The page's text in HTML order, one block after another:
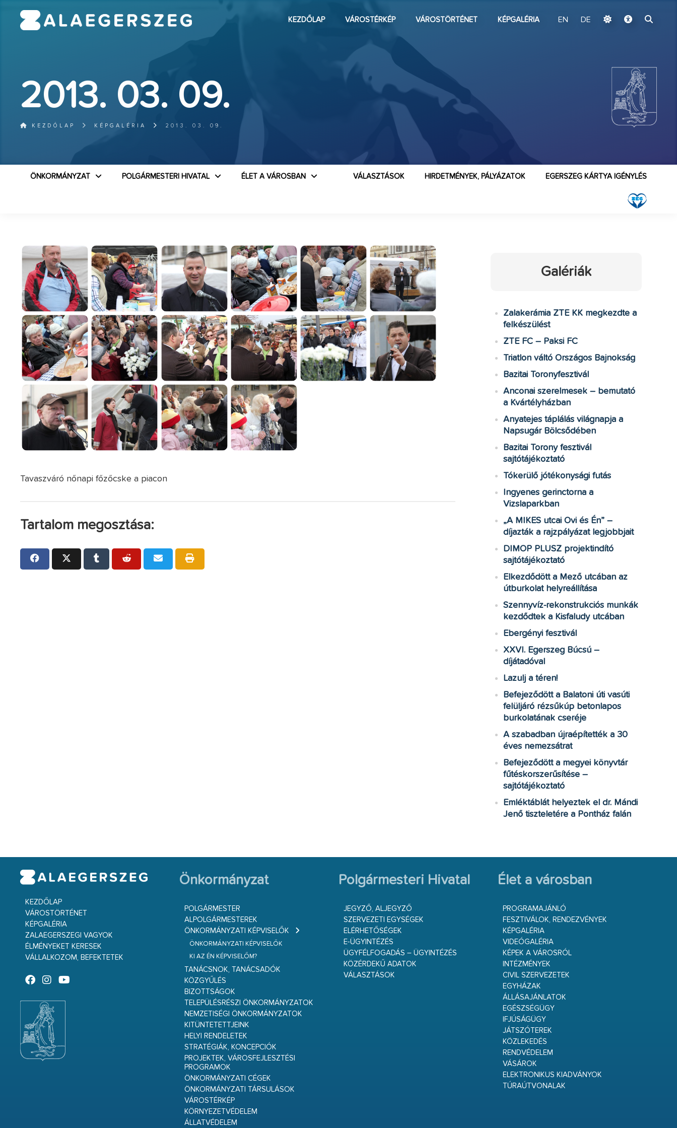
KEZDŐLAP VÁROSTÉRKÉP VÁROSTÖRTÉNET KÉPGALÉRIA EN DE
2013. 03. 09.
KEZDŐLAP KÉPGALÉRIA 2013. 03. 09.
ÖNKORMÁNYZAT POLGÁRMESTERI HIVATAL ÉLET A VÁROSBAN EGERSZEG KÁRTYA IGÉNYLÉS
HIRDETMÉNYEK, PÁLYÁZATOK
VÁLASZTÁSOK
Tavaszváró nőnapi főzőcske a piacon
Tartalom megosztása:
Galériák
Zalakerámia ZTE KK megkezdte a
felkészülést
ZTE FC – Paksi FC
Triatlon váltó Országos Bajnokság
Bazitai Toronyfesztivál
Anconai szerelmesek – bemutató
a Kvártélyházban
Anyatejes táplálás világnapja a
Napsugár Bölcsődében
Bazitai Torony fesztivál
sajtótájékoztató
Tókerülő jótékonysági futás
Ingyenes gerinctorna a
Vizslaparkban
„A MIKES utcai Ovi és Én” –
díjazták a rajzpályázat legjobbjait
DIMOP PLUSZ projektindító
sajtótájékoztató
Elkezdődött a Mező utcában az
útburkolat helyreállítása
Szennyvíz-rekonstrukciós munkák
kezdődtek a Kisfaludy utcában
Ebergényi fesztivál
XXVI. Egerszeg Búcsú –
díjátadóval
Lazulj a téren!
Befejeződött a Balatoni úti vasúti
felüljáró rézsűkúp betonlapos
burkolatának cseréje
A szabadban újraépítették a 30
éves nemezsátrat
Befejeződött a megyei könyvtár
fűtéskorszerűsítése –
sajtótájékoztató
Emléktáblát helyeztek el dr. Mándi
Jenő tiszteletére a Pontház falán
KEZDŐLAP
VÁROSTÖRTÉNET
KÉPGALÉRIA
ZALAEGERSZEGI VAGYOK
ÉLMÉNYEKET KERESEK
VÁLLALKOZOM, BEFEKTETEK
Önkormányzat
POLGÁRMESTER
ALPOLGÁRMESTEREK
ÖNKORMÁNYZATI KÉPVISELŐK
ÖNKORMÁNYZATI KÉPVISELŐK
KI AZ ÉN KÉPVISELŐM?
TANÁCSNOK, TANÁCSADÓK
KÖZGYŰLÉS
BIZOTTSÁGOK
TELEPÜLÉSRÉSZI ÖNKORMÁNYZATOK
NEMZETISÉGI ÖNKORMÁNYZATOK
KITÜNTETETTJEINK
HELYI RENDELETEK
STRATÉGIÁK, KONCEPCIÓK
PROJEKTEK, VÁROSFEJLESZTÉSI
PROGRAMOK
ÖNKORMÁNYZATI CÉGEK
ÖNKORMÁNYZATI TÁRSULÁSOK
VÁROSTÉRKÉP
KÖRNYEZETVÉDELEM
ÁLLATVÉDELEM
Polgármesteri Hivatal
JEGYZŐ, ALJEGYZŐ
SZERVEZETI EGYSÉGEK
ELÉRHETŐSÉGEK
E-ÜGYINTÉZÉS
ÜGYFÉLFOGADÁS – ÜGYINTÉZÉS
KÖZÉRDEKŰ ADATOK
VÁLASZTÁSOK
Élet a városban
PROGRAMAJÁNLÓ
FESZTIVÁLOK, RENDEZVÉNYEK
KÉPGALÉRIA
VIDEÓGALÉRIA
KÉPEK A VÁROSRÓL
INTÉZMÉNYEK
CIVIL SZERVEZETEK
EGYHÁZAK
ÁLLÁSAJÁNLATOK
EGÉSZSÉGÜGY
IFJÚSÁGÜGY
JÁTSZÓTEREK
KÖZLEKEDÉS
RENDVÉDELEM
VÁSÁROK
ELEKTRONIKUS KIADVÁNYOK
TÚRAÚTVONALAK